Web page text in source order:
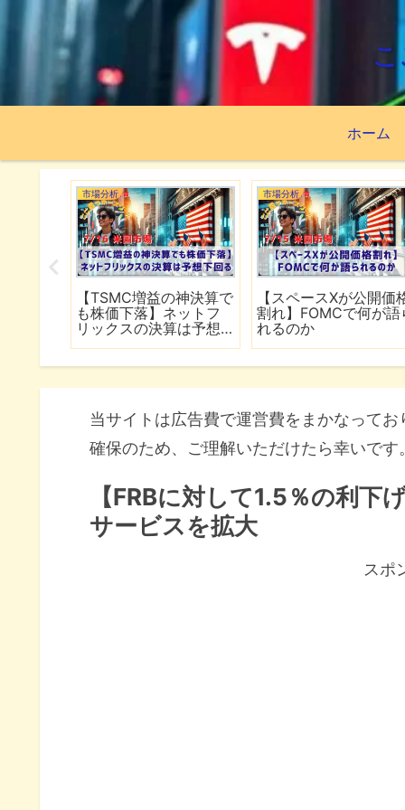
ホーム
市場分析
【TSMC増益の神決算で
も株価下落】ネットフ
リックスの決算は予想
市場分析
【スペースXが公開価
割れ】FOMCで何が語
れるのか
当サイトは広告費で運営費をまかなって
確保のため、ご理解いただけたら幸いです
【FRBに対して1.5％の利下
サービスを拡大
スポ